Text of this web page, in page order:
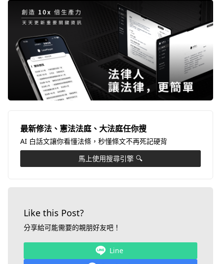
最新修法、憲法法庭、大法庭任你搜
AI 白話文讓你看懂法條，秒懂條文不再死記硬背
馬上使用搜尋引擎 🔍
Like this Post?
分享給可能需要的親朋好友吧！
Line